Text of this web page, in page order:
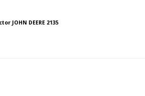
JOHN DEERE 2135